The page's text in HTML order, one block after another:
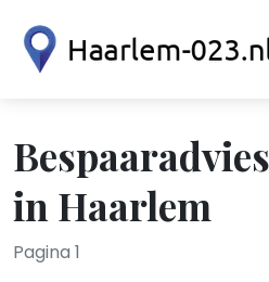
in Haarlem
Pagina 1